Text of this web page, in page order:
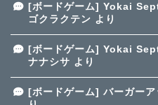
[ボードゲーム] Yokai
ゴクラクテン より
[ボードゲーム] Yokai
ナナシサ より
[ボードゲーム] バーガーア